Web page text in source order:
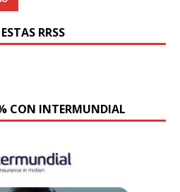
RRSS
CON INTERMUNDIAL